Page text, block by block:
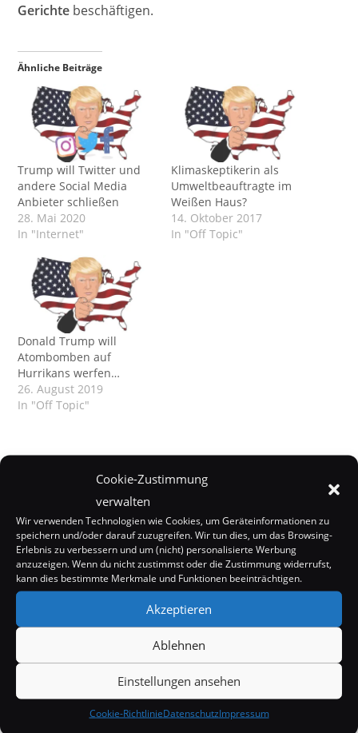
Cookie-Zustimmung
verwalten
Wir verwenden Technologien wie Cookies, um Geräteinformationen zu
speichern und/oder darauf zuzugreifen. Wir tun dies, um das Browsing-
Erlebnis zu verbessern und um (nicht) personalisierte Werbung
anzuzeigen. Wenn du nicht zustimmst oder die Zustimmung widerrufst,
kann dies bestimmte Merkmale und Funktionen beeinträchtigen.
Akzeptieren
Ablehnen
Einstellungen ansehen
Cookie-RichtlinieDatenschutzImpressum
Gerichte beschäftigen.
Ähnliche Beiträge
Trump will Twitter und
andere Social Media
Anbieter schließen
28. Mai 2020
In "Internet"
Klimaskeptikerin als
Umweltbeauftragte im
Weißen Haus?
14. Oktober 2017
In "Off Topic"
Donald Trump will
Atombomben auf
Hurrikans werfen…
26. August 2019
In "Off Topic"
SCHLAGWÖRTER:DONALD TRUMP, TWITTER, USA, WEISSES HAUS
Artikel
Vorheriger Beitrag
Mark Zuckerberg ist tot
Nächster Beitrag
Jonathan Galindo: Ist die Blue Whale Challenge